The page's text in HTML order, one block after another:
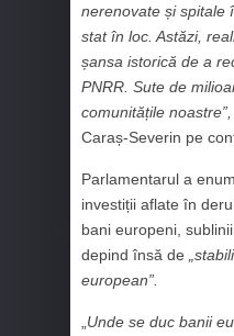
nerenovate și spitale
stat în loc. Astăzi,
șansa istorică de a
PNRR. Sute de
comunitățile noastre”,
Caraș-Severin pe
Parlamentarul a
investiții aflate în
bani europeni,
depind însă de
european”.
Unde se duc banii